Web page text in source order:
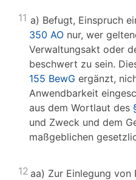
11 a) Befugt, Einspruch
350 AO nur, wer
Verwaltungsakt oder
beschwert zu sein.
155 BewG ergänzt,
Anwendbarkeit
aus dem Wortlaut des
und Zweck und dem
maßgeblichen
12 aa) Zur Einlegung von